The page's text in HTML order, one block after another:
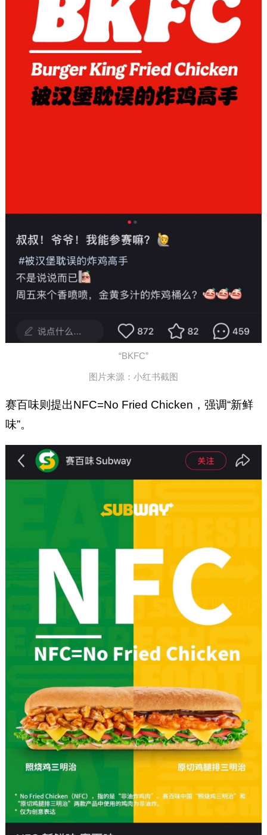
“BKFC”
图片来源：小红书截图
赛百味则提出NFC=No Fried Chicken，强调“新鲜
味”。